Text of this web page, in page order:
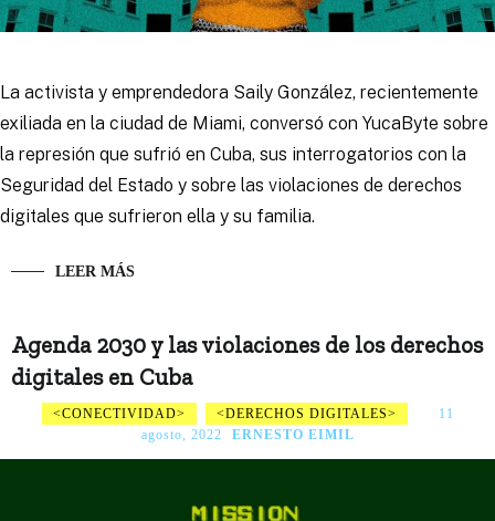
La activista y emprendedora Saily González, recientemente
exiliada en la ciudad de Miami, conversó con YucaByte sobre
la represión que sufrió en Cuba, sus interrogatorios con la
Seguridad del Estado y sobre las violaciones de derechos
digitales que sufrieron ella y su familia.
LEER MÁS
Agenda 2030 y las violaciones de los derechos
digitales en Cuba
CONECTIVIDAD DERECHOS DIGITALES
11
agosto, 2022
ERNESTO EIMIL